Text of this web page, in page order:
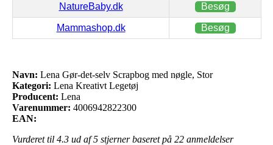
NatureBaby.dk Besøg
Mammashop.dk Besøg
Navn: Lena Gør-det-selv Scrapbog med nøgle, Stor
Kategori: Lena Kreativt Legetøj
Producent: Lena
Varenummer: 4006942822300
EAN:
Vurderet til 4.3 ud af 5 stjerner baseret på 22 anmeldelser